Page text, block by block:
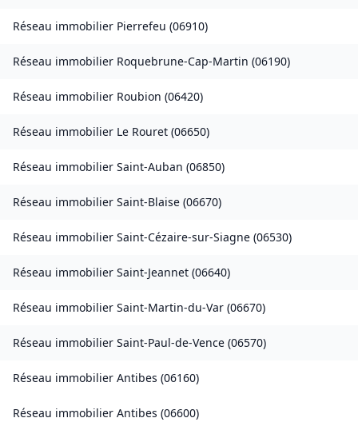
Réseau immobilier Pierrefeu (06910)
Réseau immobilier Roquebrune-Cap-Martin (06190)
Réseau immobilier Roubion (06420)
Réseau immobilier Le Rouret (06650)
Réseau immobilier Saint-Auban (06850)
Réseau immobilier Saint-Blaise (06670)
Réseau immobilier Saint-Cézaire-sur-Siagne (06530)
Réseau immobilier Saint-Jeannet (06640)
Réseau immobilier Saint-Martin-du-Var (06670)
Réseau immobilier Saint-Paul-de-Vence (06570)
Réseau immobilier Antibes (06160)
Réseau immobilier Antibes (06600)